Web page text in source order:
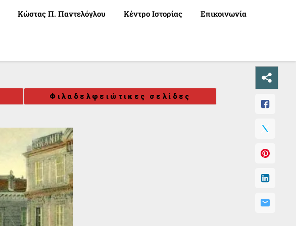
Κώστας Π. Παντελόγλου Κέντρο Ιστορίας Επικοινωνία
Φιλαδελφειώτικες σελίδες